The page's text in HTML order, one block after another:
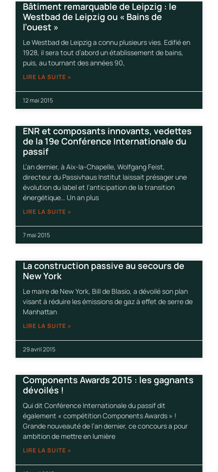
Bâtiment remarquable de Leipzig : le
Westbad de Leipzig ou « Bains de
l’ouest »
Le Westbad de Leipzig a connu plusieurs vies. Edifié en
1928, il sera tout d’abord un établissement de bains,
puis, au tournant des années 90,
LIRE LA SUITE »
12 mai 2015
ENR et composants innovants, vedettes
de la 19e Conférence Internationale du
passif
L’an dernier, à Aix-la-Chapelle, Wolfgang Feist,
directeur du Passivhaus Institut laissait présager une
évolution du label et l’anticipation de la transition
énergétique… Un an plus
LIRE LA SUITE »
7 mai 2015
La construction passive au secours de
New York
Le maire de New York, Bill de Blasio, a dévoilé son plan
visant à réduire les émissions de gaz à effet de serre de
Manhattan
LIRE LA SUITE »
29 avril 2015
Components Awards 2015 : les gagnants
dévoilés !
Qui dit Conférence Internationale du passif dit
également « compétition Components Awards » !
Grande nouveauté de l’an dernier, ce concours a pour
ambition de mettre en lumière
LIRE LA SUITE »